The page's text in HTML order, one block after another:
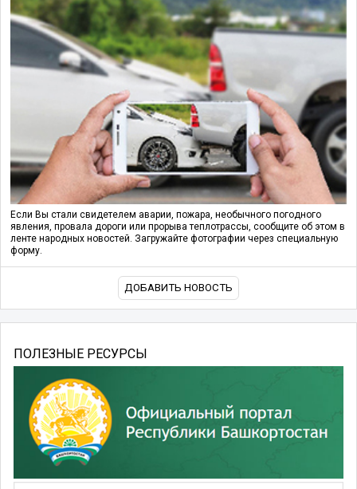
Если Вы стали свидетелем аварии, пожара, необычного погодного
явления, провала дороги или прорыва теплотрассы, сообщите об этом в
ленте народных новостей. Загружайте фотографии через специальную
форму.
ДОБАВИТЬ НОВОСТЬ
ПОЛЕЗНЫЕ РЕСУРСЫ